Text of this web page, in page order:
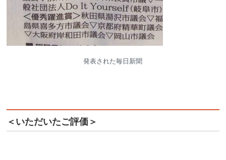
発表された毎日新聞
＜いただいたご評価＞